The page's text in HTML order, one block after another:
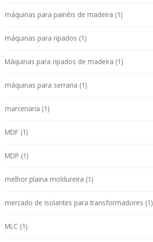
máquinas para painéis de madeira (1)
máquinas para ripados (1)
Máquinas para ripados de madeira (1)
máquinas para serraria (1)
marcenaria (1)
MDF (1)
MDP (1)
melhor plaina moldureira (1)
mercado de isolantes para transformadores (1)
MLC (1)